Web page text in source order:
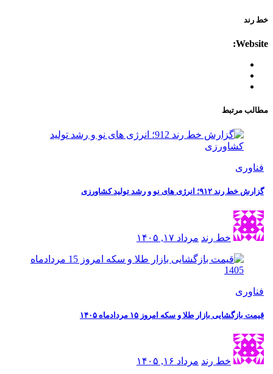
های نو و رشد تولید کشاورزی
خط رند مرداد ۱۷, ۱۴۰۵
بازار طلا و سکه امروز ۱۵ مردادماه ۱۴۰۵
خط رند مرداد ۱۶, ۱۴۰۵